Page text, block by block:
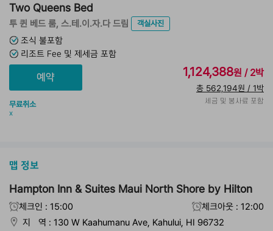
Two Queens Bed
투 퀸 베드 룸, 스.테.이.자.다 드림
객실사진
조식 불포함
리조트 Fee 및 제세금 포함
무료취소
x
1,124,388원 / 2박
총 562,194원 / 1박
세금 및 봉사료 포함
맵 정보
Hampton Inn & Suites Maui North Shore by Hilton
체크인 : 15:00
체크아웃 : 12:00
지 역 : 130 W Kaahumanu Ave, Kahului, HI 96732